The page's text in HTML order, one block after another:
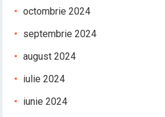
octombrie 2024
septembrie 2024
august 2024
iulie 2024
iunie 2024